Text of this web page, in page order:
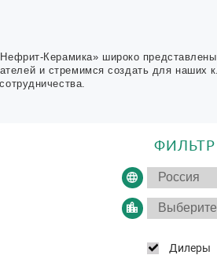
Керамика» широко
и стремимся создать для наших
Дилеры